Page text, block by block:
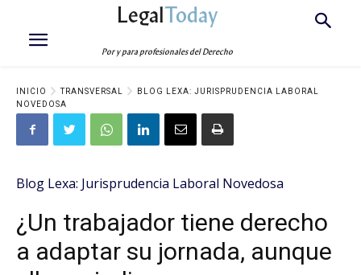
LegalToday
Por y para profesionales del Derecho
INICIO TRANSVERSAL
BLOG LEXA: JURISPRUDENCIA LABORAL
NOVEDOSA
Blog Lexa: Jurisprudencia Laboral Novedosa
¿Un trabajador tiene derecho
a adaptar su jornada, aunque